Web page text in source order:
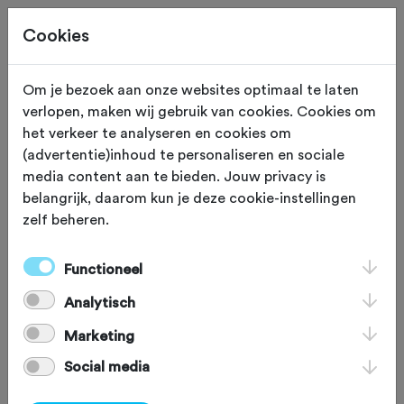
Site staat in teststand
XS
EXPO Ede
De Fietser
De Fietser bevindt zich in de westhal
van de voormalige ENKA-fabriek in
Ede. Vroeger de grootste fabriekshal
van Nederland, waar duizenden
medewerkers lange dagen maakten
Cookies
Om je bezoek aan onze websites optimaal te laten
verlopen, maken wij gebruik van cookies. Cookies om
het verkeer te analyseren en cookies om
(advertentie)inhoud te personaliseren en sociale
media content aan te bieden. Jouw privacy is
belangrijk, daarom kun je deze cookie-instellingen
zelf beheren.
Functioneel
Analytisch
Marketing
Social media